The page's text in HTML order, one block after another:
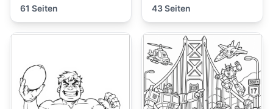
61 Seiten
43 Seiten